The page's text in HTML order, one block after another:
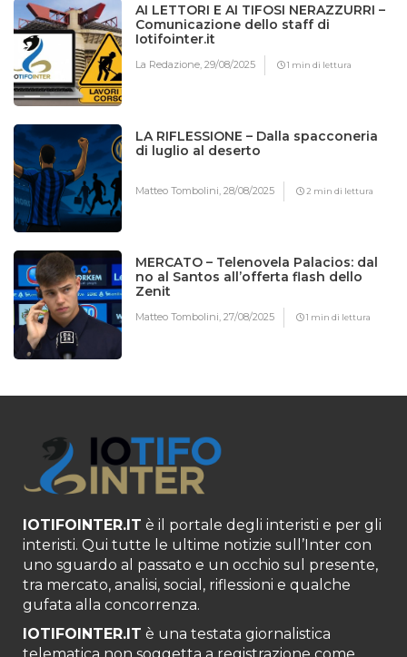
AI LETTORI E AI TIFOSI NERAZZURRI –
Comunicazione dello staff di
Iotifointer.it
La Redazione,29/08/2025 1 min di lettura
LA RIFLESSIONE – Dalla spacconeria
di luglio al deserto
Matteo Tombolini,28/08/2025 2 min di lettura
MERCATO – Telenovela Palacios: dal
no al Santos all’offerta flash dello
Zenit
Matteo Tombolini,27/08/2025 1 min di lettura
IOTIFOINTER.IT è il portale degli interisti e per gli
interisti. Qui tutte le ultime notizie sull’Inter con
uno sguardo al passato e un occhio sul presente,
tra mercato, analisi, social, riflessioni e qualche
gufata alla concorrenza.
IOTIFOINTER.IT è una testata giornalistica